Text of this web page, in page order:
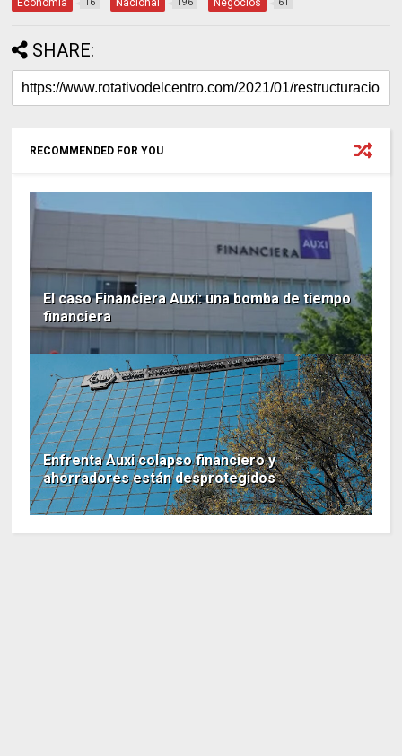
16 196 61
SHARE:
RECOMMENDED FOR YOU
El caso Financiera Auxi: una bomba de tiempo
financiera
Enfrenta Auxi colapso financiero y
ahorradores están desprotegidos